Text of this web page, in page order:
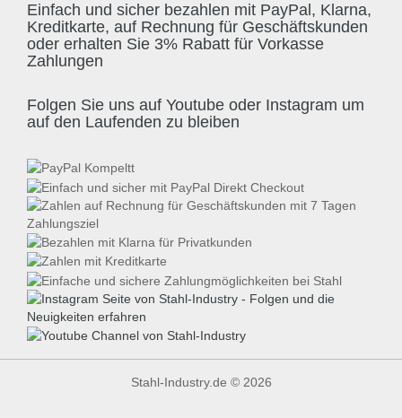
Einfach und sicher bezahlen mit PayPal, Klarna,
Kreditkarte, auf Rechnung für Geschäftskunden
oder erhalten Sie 3% Rabatt für Vorkasse
Zahlungen
Folgen Sie uns auf Youtube oder Instagram um
auf den Laufenden zu bleiben
Stahl-Industry.de © 2026